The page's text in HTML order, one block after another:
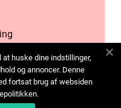
huske dine indstillinger,
og annoncer. Denne
fortsat brug af websiden